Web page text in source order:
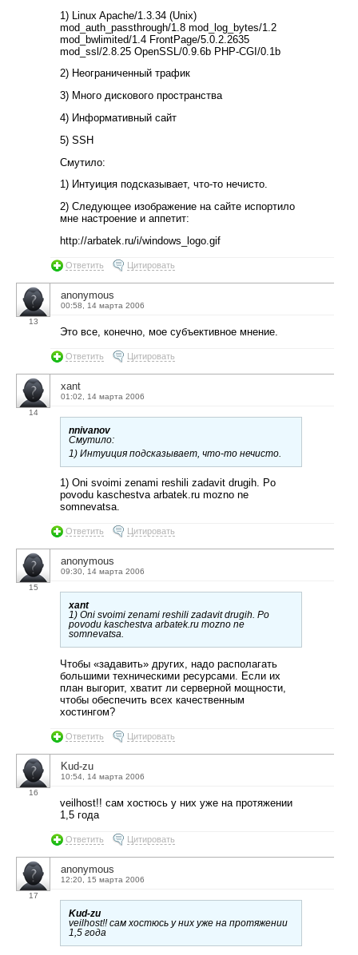
1) Linux Apache/1.3.34 (Unix)
mod_auth_passthrough/1.8 mod_log_bytes/1.2
mod_bwlimited/1.4 FrontPage/5.0.2.2635
mod_ssl/2.8.25 OpenSSL/0.9.6b PHP-CGI/0.1b
2) Неограниченный трафик
3) Много дискового пространства
4) Информативный сайт
5) SSH
Смутило:
1) Интуиция подсказывает, что-то нечисто.
2) Следующее изображение на сайте испортило
мне настроение и аппетит:
http://arbatek.ru/i/windows_logo.gif
Ответить Цитировать
13
anonymous
00:58, 14 марта 2006
Это все, конечно, мое субъективное мнение.
Ответить Цитировать
14
xant
01:02, 14 марта 2006
nnivanov
Смутило:
1) Интуиция подсказывает, что-то нечисто.
1) Oni svoimi zenami reshili zadavit drugih. Po
povodu kaschestva arbatek.ru mozno ne
somnevatsa.
Ответить Цитировать
15
anonymous
09:30, 14 марта 2006
xant
1) Oni svoimi zenami reshili zadavit drugih. Po
povodu kaschestva arbatek.ru mozno ne
somnevatsa.
Чтобы «задавить» других, надо располагать
большими техническими ресурсами. Если их
план выгорит, хватит ли серверной мощности,
чтобы обеспечить всех качественным
хостингом?
Ответить Цитировать
16
Kud-zu
10:54, 14 марта 2006
veilhost!! сам хостюсь у них уже на протяжении
1,5 года
Ответить Цитировать
17
anonymous
12:20, 15 марта 2006
Kud-zu
veilhost!! сам хостюсь у них уже на протяжении
1,5 года